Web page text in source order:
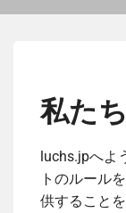
私た
luchs.jpへよ
トのルール
供すること